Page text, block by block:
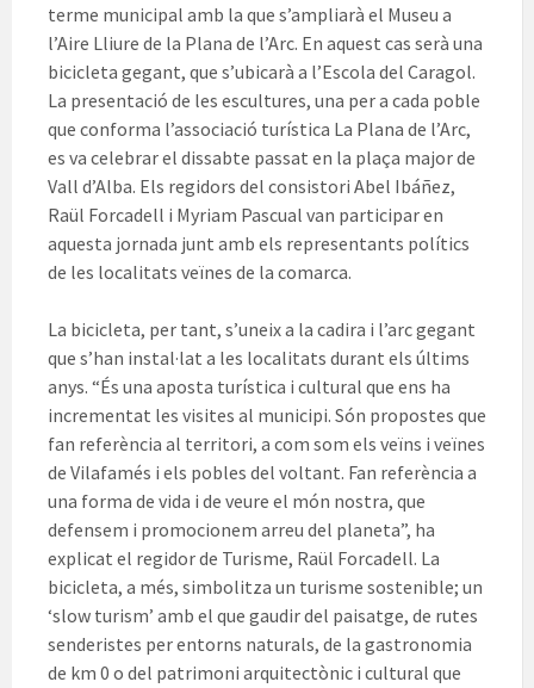
terme municipal amb la que s’ampliarà el Museu a
l’Aire Lliure de la Plana de l’Arc. En aquest cas serà una
bicicleta gegant, que s’ubicarà a l’Escola del Caragol.
La presentació de les escultures, una per a cada poble
que conforma l’associació turística La Plana de l’Arc,
es va celebrar el dissabte passat en la plaça major de
Vall d’Alba. Els regidors del consistori Abel Ibáñez,
Raül Forcadell i Myriam Pascual van participar en
aquesta jornada junt amb els representants polítics
de les localitats veïnes de la comarca.
La bicicleta, per tant, s’uneix a la cadira i l’arc gegant
que s’han instal·lat a les localitats durant els últims
anys. “És una aposta turística i cultural que ens ha
incrementat les visites al municipi. Són propostes que
fan referència al territori, a com som els veïns i veïnes
de Vilafamés i els pobles del voltant. Fan referència a
una forma de vida i de veure el món nostra, que
defensem i promocionem arreu del planeta”, ha
explicat el regidor de Turisme, Raül Forcadell. La
bicicleta, a més, simbolitza un turisme sostenible; un
‘slow turism’ amb el que gaudir del paisatge, de rutes
senderistes per entorns naturals, de la gastronomia
de km 0 o del patrimoni arquitectònic i cultural que